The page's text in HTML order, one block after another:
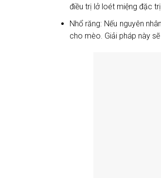
điều trị lở loét miệng đặc
Nhổ răng: Nếu nguyên
cho mèo. Giải pháp này